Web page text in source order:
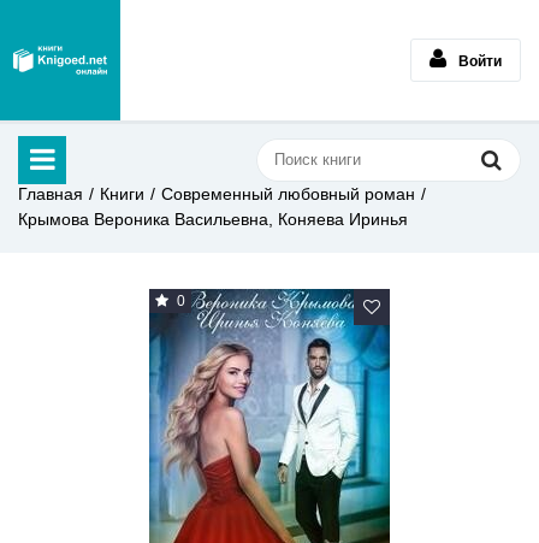
Войти
Главная Книги
Современный любовный роман
Крымова Вероника Васильевна, Коняева Иринья
0